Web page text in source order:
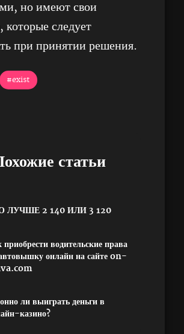
но имеют свои
которые следует
при принятии решения.
#exist
статьи
ЛУЧШЕ 2 140 ИЛИ 3 120
приобрести водительские права
онлайн на сайте on-
ли выиграть деньги в
казино?